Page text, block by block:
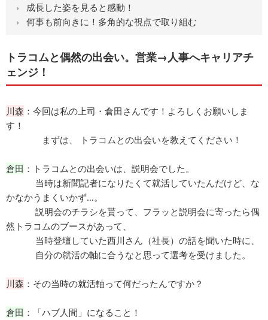
成長した姿を見ると感動！
何事も前向きに！多角的な視点で取り組む
トラコムと偶然の出会い。営業→人事へキャリアチ
ェンジ！
川森 ：今回は私の上司・倉田さんです！よろしくお願いしま
す！
まずは、 トラコムとの出会いを教えてください！
倉田 ：トラコムとの出会いは、説明会でした。
当時は新聞記者になりたくて就活していたんだけど、な
かなかうまくいかず…。
説明会のチラシを貰って、フラッと説明会に寄ったら偶
然トラコムのブースがあって、
当時登壇していた西川さん（社長）の話を聞いた時に、
自分の就活の軸に合うなと思って選考を受けました。
川森 ：その当時の就活軸って何だったんですか？
倉田 ：「ハブ人間」になること！